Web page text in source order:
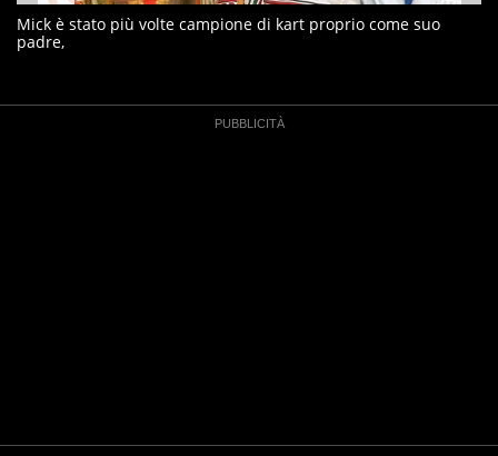
Mick è stato più volte campione di kart proprio come suo
padre,